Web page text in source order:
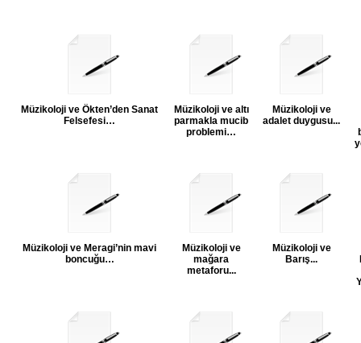
Müzikoloji ve Ökten’den Sanat
Felsefesi…
Müzikoloji ve altı
parmakla mucib
problemi…
Müzikoloji ve
adalet duygusu...
Müzikoloji ve Meragi’nin mavi
boncuğu…
Müzikoloji ve
mağara
metaforu...
Müzikoloji ve
Barış...